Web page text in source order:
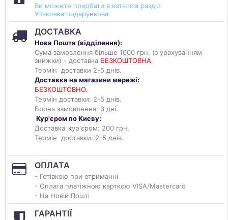
Ви можете придбати в каталозі разділ
Упаковка подарункова
ДОСТАВКА
Нова Пошта (відділення):
Сума замовлення більше 1000 грн. (з урахуванням
знижки) - доставка БЕЗКОШТОВНА.
Термін доставки 2-5 днів.
Доставка на магазини мережі:
БЕЗКОШТОВНО.
Термін доставки: 2-5 днів.
Бронь замовлення: 3 дні.
Кур'єром по Києву:
Доставка кур'єром: 200 грн.
Термін доставки: 2-5 днів.
ОПЛАТА
- Готівкою при отриманні
- Оплата платіжною карткою VISA/Mastercard
- На Новій Пошті
ГАРАНТІЇ